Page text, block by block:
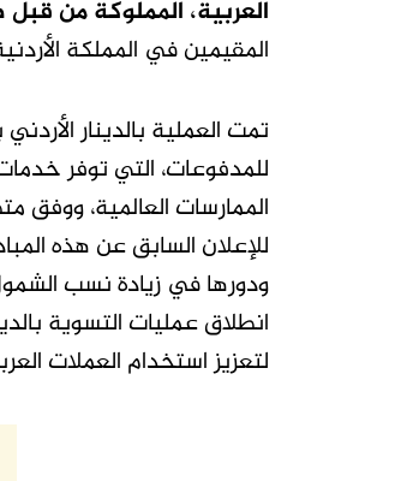
العربية، المملوكة من
المقيمين في المملكة
تمت العملية بالدينار
للمدفوعات، التي توفر
الممارسات العالمية،
ودورها في زيادة نسب
انطلاق عمليات التسوية
لتعزيز استخدام العملات